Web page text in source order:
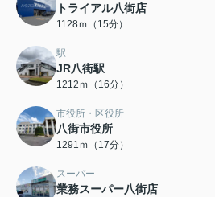
トライアル八街店
1128ｍ（15分）
駅
JR八街駅
1212ｍ（16分）
市役所・区役所
八街市役所
1291ｍ（17分）
スーパー
業務スーパー八街店